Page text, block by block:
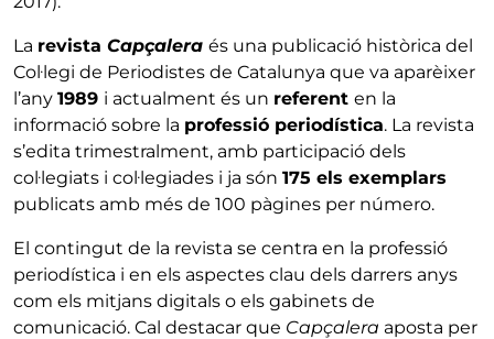
La revista Capçalera és una publicació històrica del
Col·legi de Periodistes de Catalunya que va aparèixer
l’any 1989 i actualment és un referent en la
informació sobre la professió periodística. La revista
s’edita trimestralment, amb participació dels
col·legiats i col·legiades i ja són 175 els exemplars
publicats amb més de 100 pàgines per número.
El contingut de la revista se centra en la professió
periodística i en els aspectes clau dels darrers anys
com els mitjans digitals o els gabinets de
comunicació. Cal destacar que Capçalera aposta per